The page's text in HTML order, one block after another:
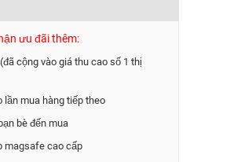
ưu đãi thêm:
cộng vào giá thu cao số 1 thị
lần mua hàng tiếp theo
bè đến mua
magsafe cao cấp